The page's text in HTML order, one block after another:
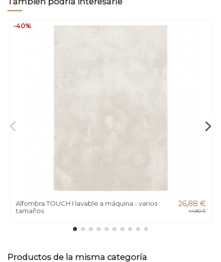
-40%
Alfombra TOUCH I lavable a máquina - varios
tamaños
26,88 €
44,80 €
Productos de la misma categoría